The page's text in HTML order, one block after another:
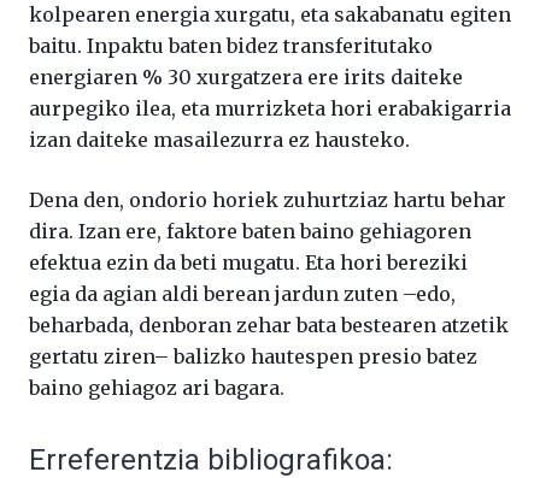
kolpearen energia xurgatu, eta sakabanatu egiten
baitu. Inpaktu baten bidez transferitutako
energiaren % 30 xurgatzera ere irits daiteke
aurpegiko ilea, eta murrizketa hori erabakigarria
izan daiteke masailezurra ez hausteko.
Dena den, ondorio horiek zuhurtziaz hartu behar
dira. Izan ere, faktore baten baino gehiagoren
efektua ezin da beti mugatu. Eta hori bereziki
egia da agian aldi berean jardun zuten –edo,
beharbada, denboran zehar bata bestearen atzetik
gertatu ziren– balizko hautespen presio batez
baino gehiagoz ari bagara.
Erreferentzia bibliografikoa: